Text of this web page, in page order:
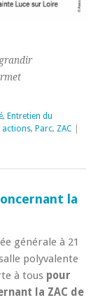
, Entretien du
actions, Parc, ZAC
la
générale à 21
polyvalente
à tous pour
la ZAC de